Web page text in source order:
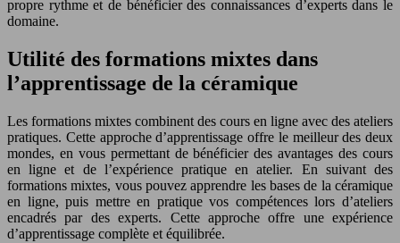
propre rythme et de bénéficier des connaissances d’experts dans le
domaine.
Utilité des formations mixtes dans
l’apprentissage de la céramique
Les formations mixtes combinent des cours en ligne avec des ateliers
pratiques. Cette approche d’apprentissage offre le meilleur des deux
mondes, en vous permettant de bénéficier des avantages des cours
en ligne et de l’expérience pratique en atelier. En suivant des
formations mixtes, vous pouvez apprendre les bases de la céramique
en ligne, puis mettre en pratique vos compétences lors d’ateliers
encadrés par des experts. Cette approche offre une expérience
d’apprentissage complète et équilibrée.